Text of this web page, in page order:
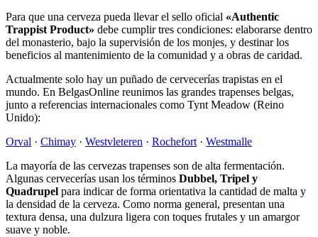
Para que una cerveza pueda llevar el sello oficial «Authentic
Trappist Product» debe cumplir tres condiciones: elaborarse dentro
del monasterio, bajo la supervisión de los monjes, y destinar los
beneficios al mantenimiento de la comunidad y a obras de caridad.
Actualmente solo hay un puñado de cervecerías trapistas en el
mundo. En BelgasOnline reunimos las grandes trapenses belgas,
junto a referencias internacionales como Tynt Meadow (Reino
Unido):
Orval · Chimay · Westvleteren · Rochefort · Westmalle
La mayoría de las cervezas trapenses son de alta fermentación.
Algunas cervecerías usan los términos Dubbel, Tripel y
Quadrupel para indicar de forma orientativa la cantidad de malta y
la densidad de la cerveza. Como norma general, presentan una
textura densa, una dulzura ligera con toques frutales y un amargor
suave y noble.